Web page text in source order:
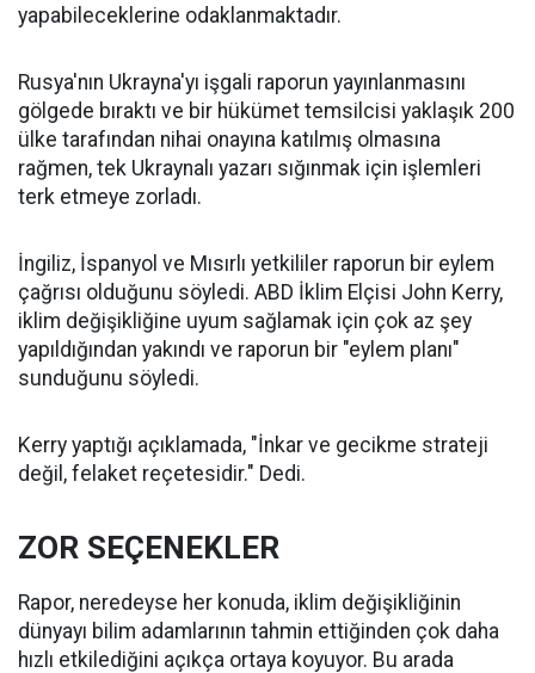
yapabileceklerine odaklanmaktadır.
Rusya'nın Ukrayna'yı işgali raporun yayınlanmasını
gölgede bıraktı ve bir hükümet temsilcisi yaklaşık 200
ülke tarafından nihai onayına katılmış olmasına
rağmen, tek Ukraynalı yazarı sığınmak için işlemleri
terk etmeye zorladı.
İngiliz, İspanyol ve Mısırlı yetkililer raporun bir eylem
çağrısı olduğunu söyledi. ABD İklim Elçisi John Kerry,
iklim değişikliğine uyum sağlamak için çok az şey
yapıldığından yakındı ve raporun bir "eylem planı"
sunduğunu söyledi.
Kerry yaptığı açıklamada, "İnkar ve gecikme strateji
değil, felaket reçetesidir." Dedi.
ZOR SEÇENEKLER
Rapor, neredeyse her konuda, iklim değişikliğinin
dünyayı bilim adamlarının tahmin ettiğinden çok daha
hızlı etkilediğini açıkça ortaya koyuyor. Bu arada